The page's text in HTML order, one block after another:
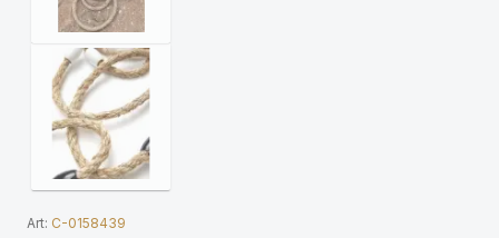
Art: C-0158439